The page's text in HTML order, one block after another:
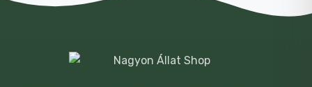
olajok és zsírok
E-MAIL*